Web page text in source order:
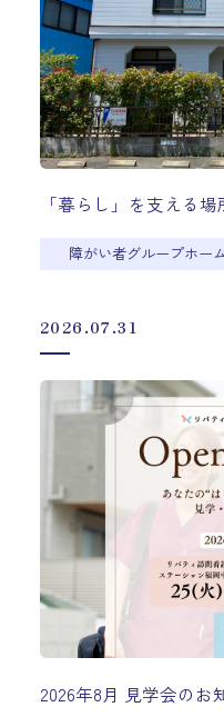
「暮らし」を支える
障がい者グループホー
2026.07.31
2026年8月 見学会のお